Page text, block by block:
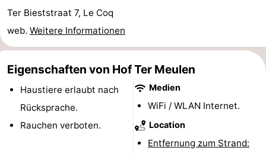
-
Bauernhöfe
-
Spielplätze
-
Indoor-
Ter Bieststraat 7, Le Coq
web. Weitere Informationen
Eigenschaften von Hof Ter Meulen
Haustiere erlaubt nach
Rücksprache.
Rauchen verboten.
Medien
WiFi / WLAN Internet.
Location
Entfernung zum Strand: